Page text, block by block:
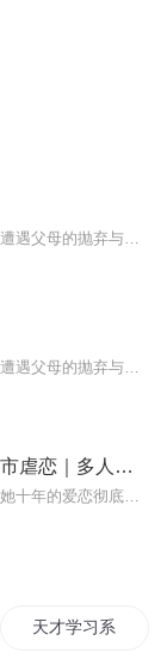
不打扰，是我最后的温柔｜都市虐恋｜多人有声剧
天才学习系统